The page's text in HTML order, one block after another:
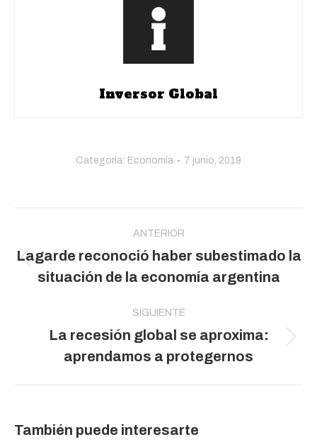
Inversor Global
Categoría: Economía 7 junio, 2019
publicaciones
ANTERIOR
Publicación
anterior:
Lagarde reconoció haber subestimado la
situación de la economía argentina
SIGUIENTE
Publicación
siguiente:
La recesión global se aproxima:
aprendamos a protegernos
También puede interesarte